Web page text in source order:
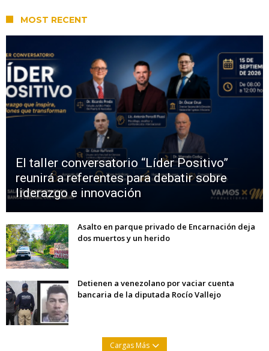
MOST RECENT
El taller conversatorio “Líder Positivo”
reunirá a referentes para debatir sobre
liderazgo e innovación
Asalto en parque privado de Encarnación deja
dos muertos y un herido
Detienen a venezolano por vaciar cuenta
bancaria de la diputada Rocío Vallejo
Cargas Más